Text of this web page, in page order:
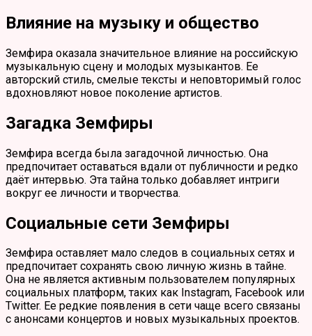
Влияние на музыку и общество
Земфира оказала значительное влияние на российскую
музыкальную сцену и молодых музыкантов. Ее
авторский стиль, смелые тексты и неповторимый голос
вдохновляют новое поколение артистов.
Загадка Земфиры
Земфира всегда была загадочной личностью. Она
предпочитает оставаться вдали от публичности и редко
даёт интервью. Эта тайна только добавляет интриги
вокруг ее личности и творчества.
Социальные сети Земфиры
Земфира оставляет мало следов в социальных сетях и
предпочитает сохранять свою личную жизнь в тайне.
Она не является активным пользователем популярных
социальных платформ, таких как Instagram, Facebook или
Twitter. Ее редкие появления в сети чаще всего связаны
с анонсами концертов и новых музыкальных проектов.